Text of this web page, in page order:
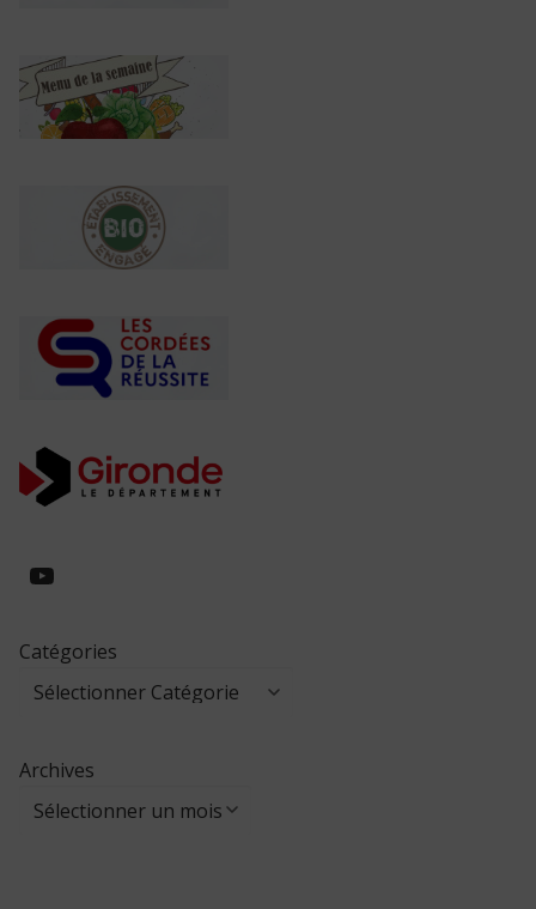
https://www.youtube.com/
Catégories
Archives